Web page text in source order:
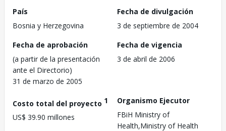
País
Bosnia y Herzegovina
Fecha de divulgación
3 de septiembre de 2004
Fecha de aprobación
(a partir de la presentación
ante el Directorio)
31 de marzo de 2005
Fecha de vigencia
3 de abril de 2006
Costo total del proyecto 1
US$ 39.90 millones
Organismo Ejecutor
FBiH Ministry of
Health,Ministry of Health